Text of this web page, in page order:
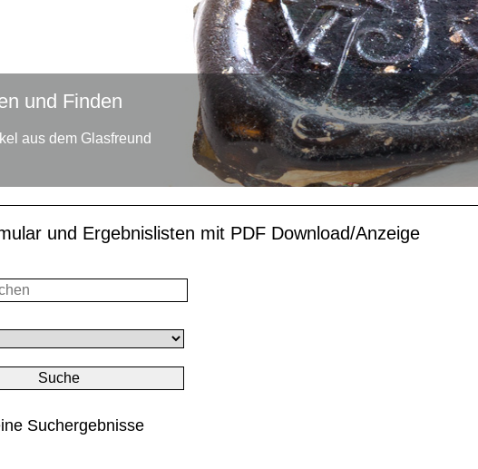
und Finden
aus dem Glasfreund
und Ergebnislisten mit PDF Download/Anzeige
Suchergebnisse